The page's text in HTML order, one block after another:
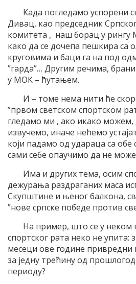
Када погледамо успорени
Дивац, као председник
комитета , наш борац у рингу
како да се дочепа пешкира са
круговима и баци га на под
”гарда”… Другим речима,
у МОК – ћутањем.
И – томе нема нити ће
”првом светском спортском
гледамо ми , ако икако можем,
извучемо, иначе нећемо
који падамо од удараца са обе
сами себе опаучимо да не
Има и других тема, осим
дежурања раздраганих маса
Скупштине и њеног балкона,
”нове српске победе против
На пример, што се у неком
спортског рата неко не упита:
месеци ове године привредни
за једну трећину од
периоду?